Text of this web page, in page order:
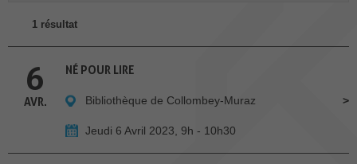
1 résultat
6
AVR.
NÉ POUR LIRE
Bibliothèque de Collombey-Muraz
Jeudi 6 Avril 2023, 9h - 10h30